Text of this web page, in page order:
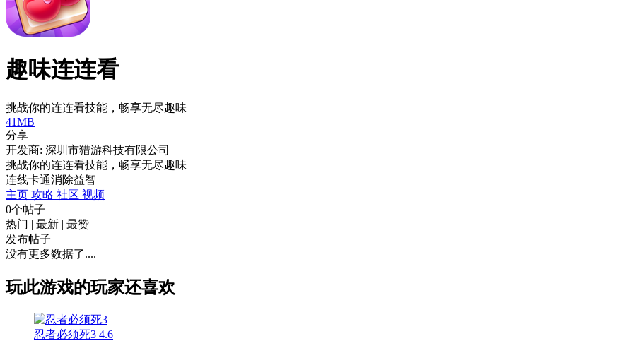
趣味连连看
挑战你的连连看技能，畅享无尽趣味
41MB
分享
开发商: 深圳市猎游科技有限公司
挑战你的连连看技能，畅享无尽趣味
连线卡通消除益智
主页 攻略 社区 视频
0个帖子
热门 | 最新 | 最赞
发布帖子
没有更多数据了....
玩此游戏的玩家还喜欢
忍者必须死3 4.6